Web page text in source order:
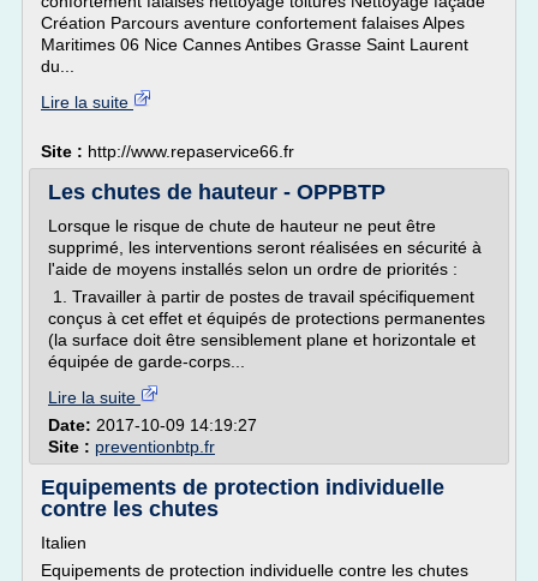
Création Parcours aventure confortement falaises Alpes
Maritimes 06 Nice Cannes Antibes Grasse Saint Laurent
du...
Lire la suite
Site : http://www.repaservice66.fr
Les chutes de hauteur - OPPBTP
Lorsque le risque de chute de hauteur ne peut être
supprimé, les interventions seront réalisées en sécurité à
l'aide de moyens installés selon un ordre de priorités :
1. Travailler à partir de postes de travail spécifiquement
conçus à cet effet et équipés de protections permanentes
(la surface doit être sensiblement plane et horizontale et
équipée de garde-corps...
Lire la suite
Date: 2017-10-09 14:19:27
Site : preventionbtp.fr
Equipements de protection individuelle
contre les chutes
Italien
Equipements de protection individuelle contre les chutes